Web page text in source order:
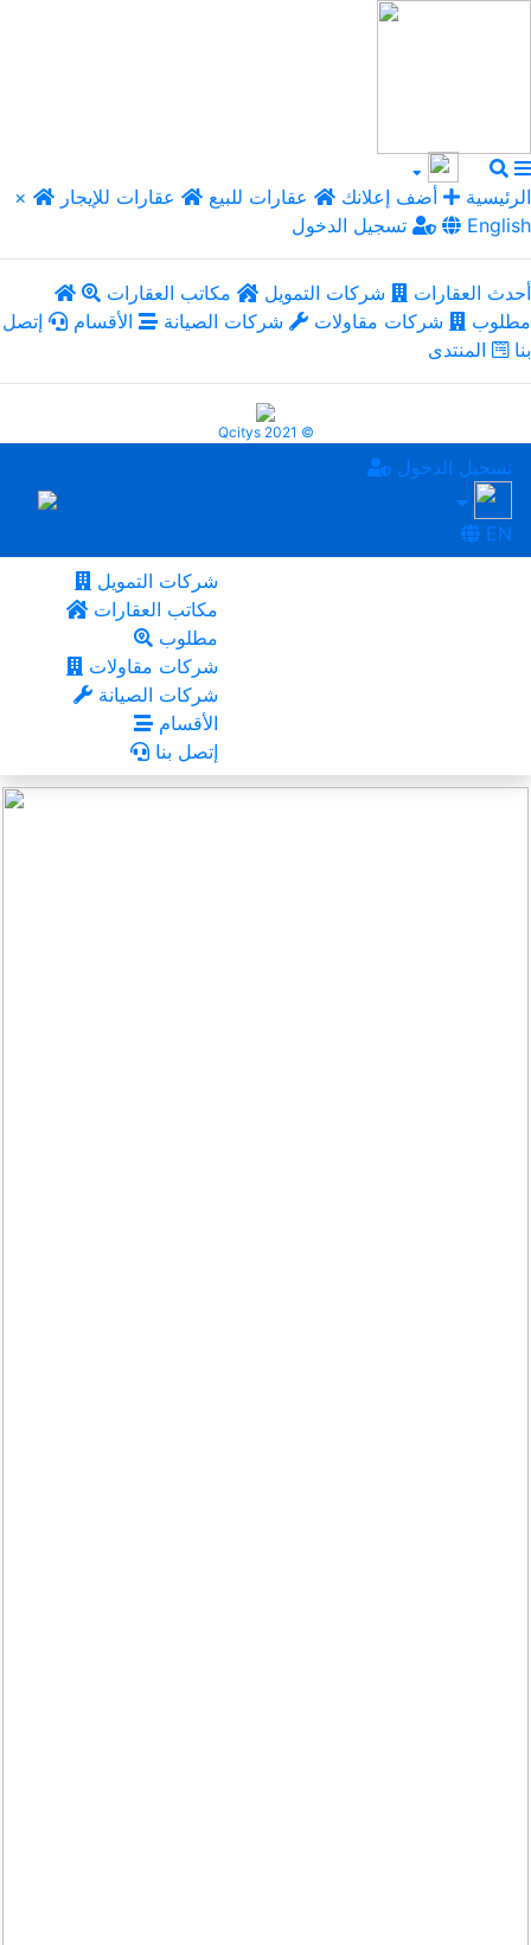
× الرئيسية أضف إعلانك عقارات للبيع
عقارات للإيجار
تسجيل الدخول
English
أحدث العقارات شركات التمويل
مكاتب العقارات
مطلوب
شركات مقاولات شركات الصيانة الأقسام
إتصل
بنا
المنتدى
Qcitys 2021 ©
تسجيل الدخول
EN
شركات التمويل
مكاتب العقارات
مطلوب
شركات مقاولات
شركات الصيانة
الأقسام
إتصل بنا